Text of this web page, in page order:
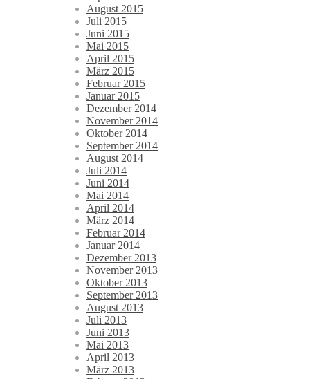
August 2015
Juli 2015
Juni 2015
Mai 2015
April 2015
März 2015
Februar 2015
Januar 2015
Dezember 2014
November 2014
Oktober 2014
September 2014
August 2014
Juli 2014
Juni 2014
Mai 2014
April 2014
März 2014
Februar 2014
Januar 2014
Dezember 2013
November 2013
Oktober 2013
September 2013
August 2013
Juli 2013
Juni 2013
Mai 2013
April 2013
März 2013